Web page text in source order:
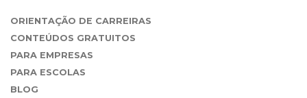
ORIENTAÇÃO DE CARREIRAS
CONTEÚDOS GRATUITOS
PARA EMPRESAS
PARA ESCOLAS
BLOG